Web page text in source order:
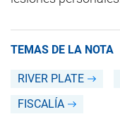
TEMAS DE LA NOTA
RIVER PLATE
FISCALÍA